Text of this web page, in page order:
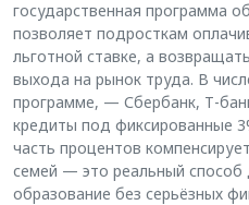
государственная программа
позволяет подросткам
льготной ставке, а
выхода на рынок труда. В
программе, — Сбербанк, Т-
кредиты под фиксированные
часть процентов
семей — это реальный способ
образование без серьёзных